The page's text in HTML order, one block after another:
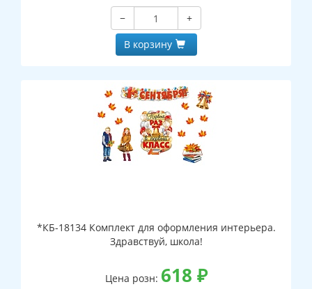
−
+
В корзину
*КБ-18134 Комплект для оформления интерьера.
Здравствуй, школа!
Цена розн: 618 ₽